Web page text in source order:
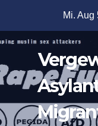
springen
Mi. Aug